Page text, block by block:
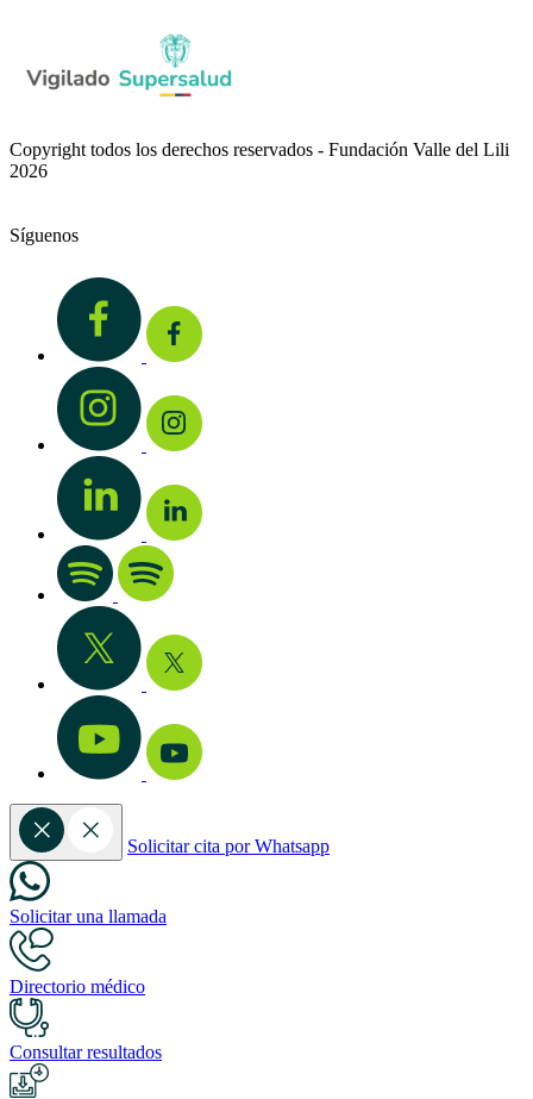
Copyright todos los derechos reservados - Fundación Valle del Lili
2026
Síguenos
Solicitar cita por Whatsapp
Solicitar una llamada
Directorio médico
Consultar resultados